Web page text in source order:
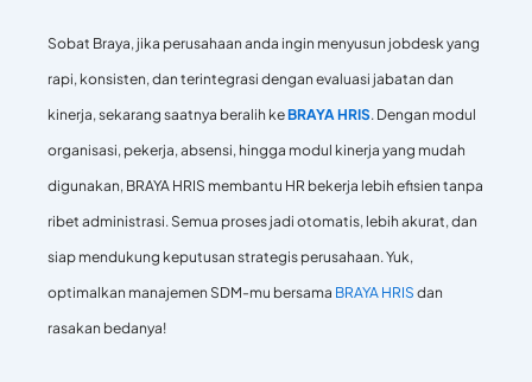
Sobat Braya, jika perusahaan anda ingin menyusun jobdesk yang
rapi, konsisten, dan terintegrasi dengan evaluasi jabatan dan
kinerja, sekarang saatnya beralih keBRAYA HRIS. Dengan modul
organisasi, pekerja, absensi, hingga modul kinerja yang mudah
digunakan, BRAYA HRIS membantu HR bekerja lebih efisien tanpa
ribet administrasi. Semua proses jadi otomatis, lebih akurat, dan
siap mendukung keputusan strategis perusahaan. Yuk,
optimalkan manajemen SDM-mu bersama BRAYA HRIS dan
rasakan bedanya!